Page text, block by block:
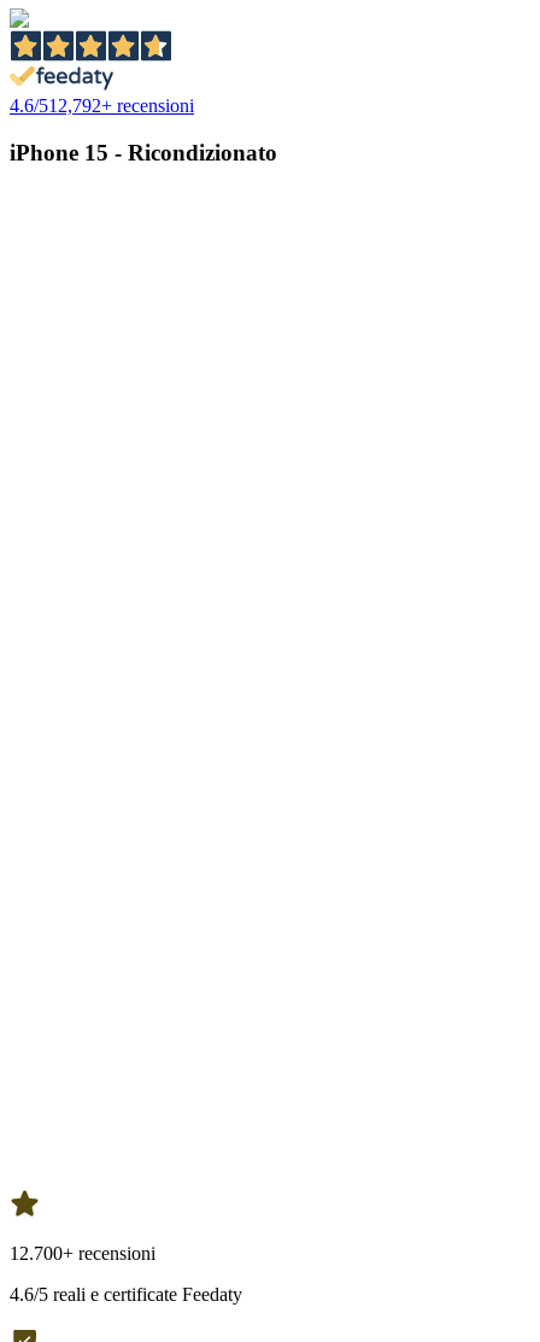
4.6/512,792+ recensioni
iPhone 15 - Ricondizionato
12.700+ recensioni
4.6/5 reali e certificate Feedaty